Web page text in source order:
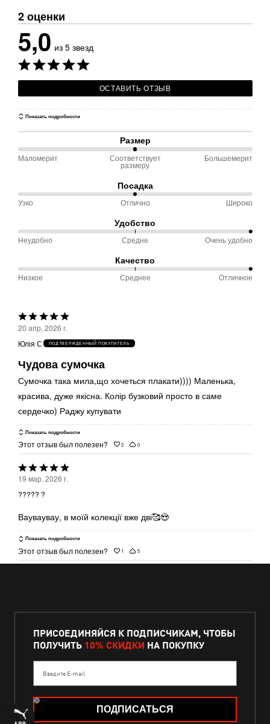
2 оценки
5,0 из 5 звезд
ОСТАВИТЬ ОТЗЫВ
Показать подробности
Размер
50 %
и
размеру
Маломерит Соответствует
размеру
Большемерит
Посадка
50 %
Узко
Узко Отлично Широко
Удобство
100 %
Неудобно
Неудобно Средне Очень удобно
Качество
100 %
и
Среднее
Низкое Среднее Отличное
Выбрана
оценка
5из
5
20 апр. 2026 г.
Юлія С
ПОДТВЕРЖДЕННЫЙ ПОКУПАТЕЛЬ
Чудова сумочка
Сумочка така мила,що хочеться плакати)))) Маленька,
красива, дуже якісна. Колір бузковий просто в саме
сердечко) Раджу купувати
Показать подробности
Этот отзыв был полезен? 2 0
Выбрана
оценка
5из
5
19 мар. 2026 г.
????? ?
Вауваувау, в моїй колекції вже дві🥰😍
Показать подробности
Этот отзыв был полезен? 1 5
ПРИСОЕДИНЯЙСЯ К ПОДПИСЧИКАМ, ЧТОБЫ
ПОЛУЧИТЬ 10% СКИДКИ НА ПОКУПКУ
Введите E-mail
ПОДПИСАТЬСЯ